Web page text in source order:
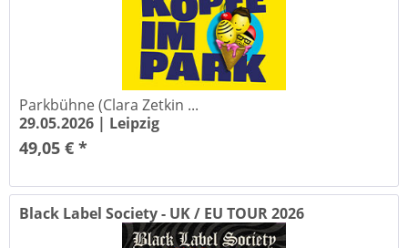
Parkbühne (Clara Zetkin ...
29.05.2026 | Leipzig
49,05 € *
Black Label Society - UK / EU TOUR 2026